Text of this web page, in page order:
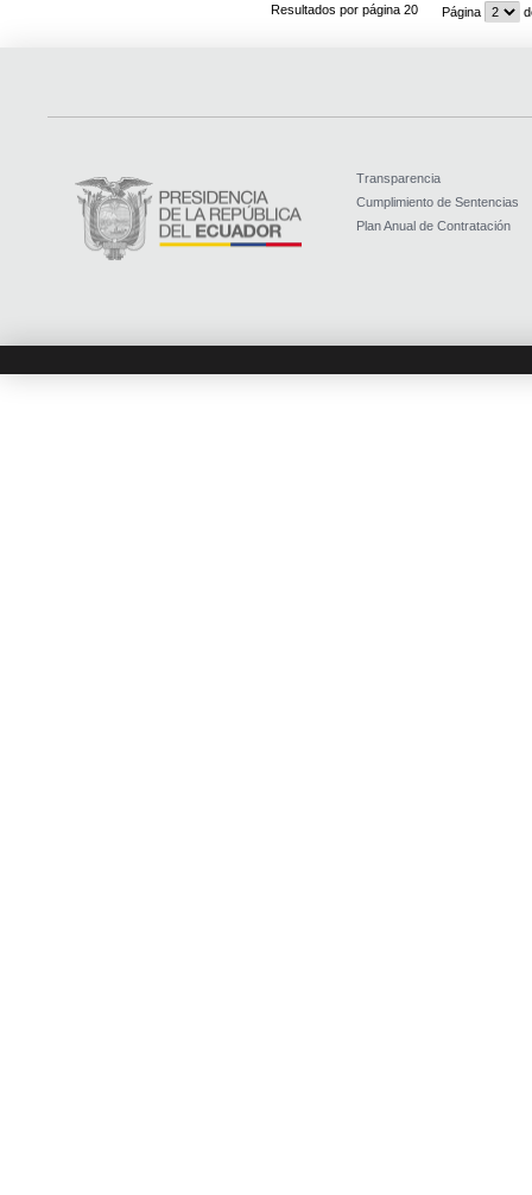
Resultados por página 20
Página
Transparencia
Cumplimiento de Sentencias
Plan Anual de Contratación